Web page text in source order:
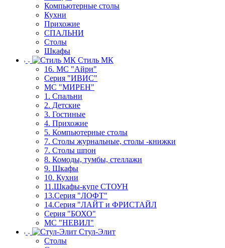
Компьютерные столы
Кухни
Прихожие
СПАЛЬНИ
Столы
Шкафы
Стиль МК
16. МС "Айри"
Серия "ИВИС"
МС "МИРЕН"
1. Спальни
2. Детские
3. Гостиные
4. Прихожие
5. Компьютерные столы
7. Столы журнальные, столы -книжки
7. Столы шпон
8. Комоды, тумбы, стеллажи
9. Шкафы
10. Кухни
11.Шкафы-купе СТОУН
13.Серия "ЛОФТ"
14.Серия "ЛАЙТ и ФРИСТАЙЛ
Серия "БОХО"
МС "НЕВИЛ"
Стул-Элит
Столы